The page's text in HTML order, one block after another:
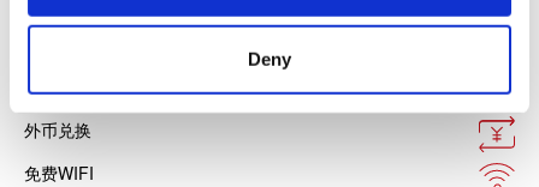
Deny
设施服务
免税店
外币兑换
免费WIFI